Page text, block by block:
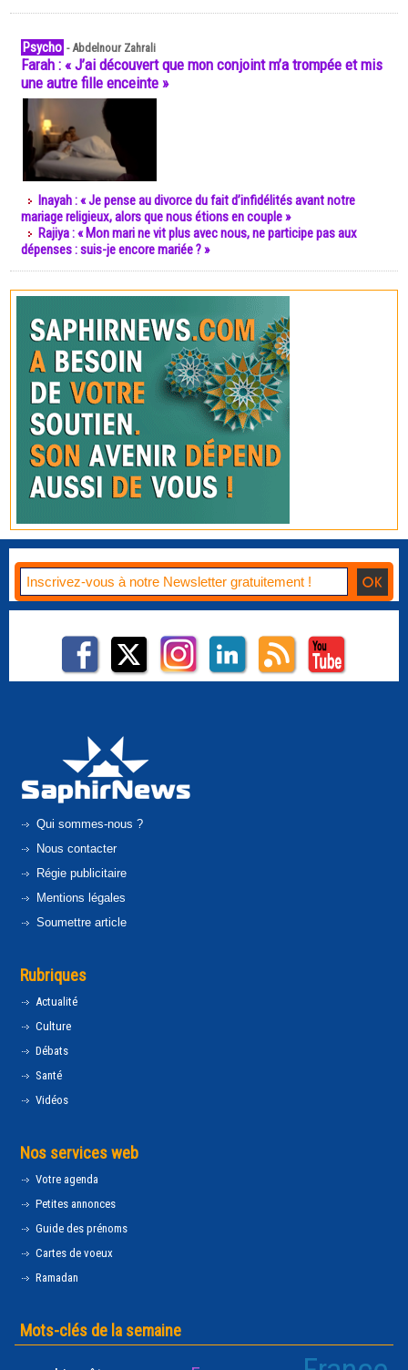
Psycho -Abdelnour Zahrali
Farah : « J’ai découvert que mon conjoint m’a trompée et mis
une autre fille enceinte »
Inayah : « Je pense au divorce du fait d’infidélités avant notre
mariage religieux, alors que nous étions en couple »
Rajiya : « Mon mari ne vit plus avec nous, ne participe pas aux
dépenses : suis-je encore mariée ? »
Qui sommes-nous ?
Nous contacter
Régie publicitaire
Mentions légales
Soumettre article
Rubriques
Actualité
Culture
Débats
Santé
Vidéos
Nos services web
Votre agenda
Petites annonces
Guide des prénoms
Cartes de voeux
Ramadan
Mots-clés de la semaine